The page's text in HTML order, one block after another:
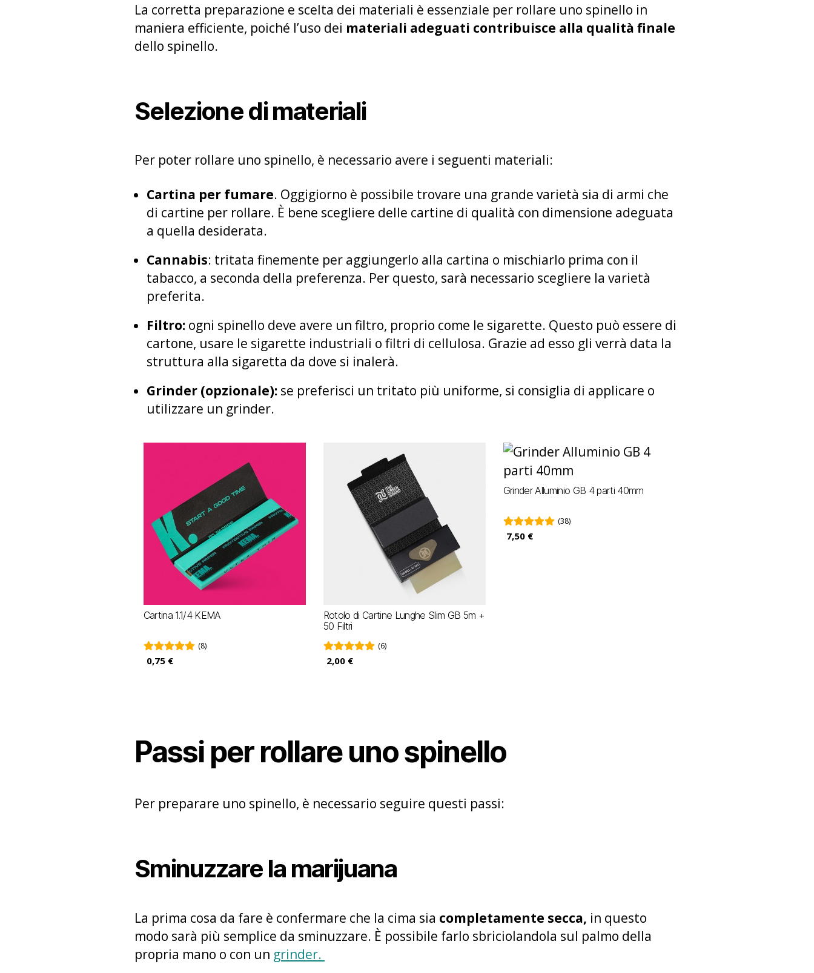
La corretta preparazione e scelta dei materiali è essenziale per rollare uno spinello in
maniera efficiente, poiché l’uso dei materiali adeguati contribuisce alla qualità finale
dello spinello.
Selezione di materiali
Per poter rollare uno spinello, è necessario avere i seguenti materiali:
Cartina per fumare. Oggigiorno è possibile trovare una grande varietà sia di armi che
di cartine per rollare. È bene scegliere delle cartine di qualità con dimensione adeguata
a quella desiderata.
Cannabis: tritata finemente per aggiungerlo alla cartina o mischiarlo prima con il
tabacco, a seconda della preferenza. Per questo, sarà necessario scegliere la varietà
preferita.
Filtro: ogni spinello deve avere un filtro, proprio come le sigarette. Questo può essere di
cartone, usare le sigarette industriali o filtri di cellulosa. Grazie ad esso gli verrà data la
struttura alla sigaretta da dove si inalerà.
Grinder (opzionale): se preferisci un tritato più uniforme, si consiglia di applicare o
utilizzare un grinder.
Cartina 1.1/4 KEMA
(8)
0,75 €
Rotolo di Cartine Lunghe Slim GB 5m +
50 Filtri
(6)
2,00 €
Grinder Alluminio GB 4 parti 40mm
(38)
7,50 €
Passi per rollare uno spinello
Per preparare uno spinello, è necessario seguire questi passi:
Sminuzzare la marijuana
La prima cosa da fare è confermare che la cima sia completamente secca, in questo
modo sarà più semplice da sminuzzare. È possibile farlo sbriciolandola sul palmo della
propria mano o con un grinder.